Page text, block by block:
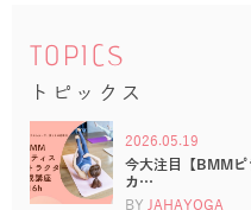
TOPICS
トピックス
2026.05.19
今大注目【BMMピ
カ…
BY JAHAYOGA